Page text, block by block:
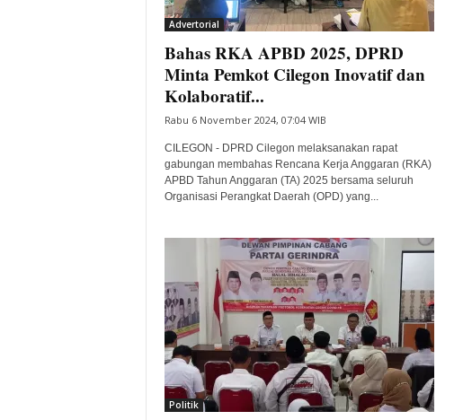
Advertorial
Bahas RKA APBD 2025, DPRD
Minta Pemkot Cilegon Inovatif dan
Kolaboratif...
Rabu 6 November 2024, 07:04 WIB
CILEGON - DPRD Cilegon melaksanakan rapat
gabungan membahas Rencana Kerja Anggaran (RKA)
APBD Tahun Anggaran (TA) 2025 bersama seluruh
Organisasi Perangkat Daerah (OPD) yang...
Politik